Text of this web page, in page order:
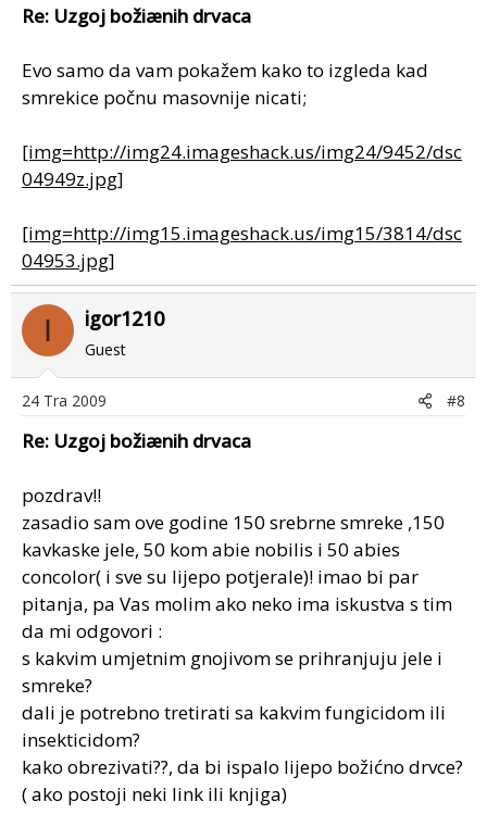
Re: Uzgoj božiænih drvaca
Evo samo da vam pokažem kako to izgleda kad
smrekice počnu masovnije nicati;
[img=http://img24.imageshack.us/img24/9452/dsc
04949z.jpg]
[img=http://img15.imageshack.us/img15/3814/dsc
04953.jpg]
I igor1210
Guest
24 Tra 2009 #8
Re: Uzgoj božiænih drvaca
pozdrav!!
zasadio sam ove godine 150 srebrne smreke ,150
kavkaske jele, 50 kom abie nobilis i 50 abies
concolor( i sve su lijepo potjerale)! imao bi par
pitanja, pa Vas molim ako neko ima iskustva s tim
da mi odgovori :
s kakvim umjetnim gnojivom se prihranjuju jele i
smreke?
dali je potrebno tretirati sa kakvim fungicidom ili
insekticidom?
kako obrezivati??, da bi ispalo lijepo božićno drvce?
( ako postoji neki link ili knjiga)